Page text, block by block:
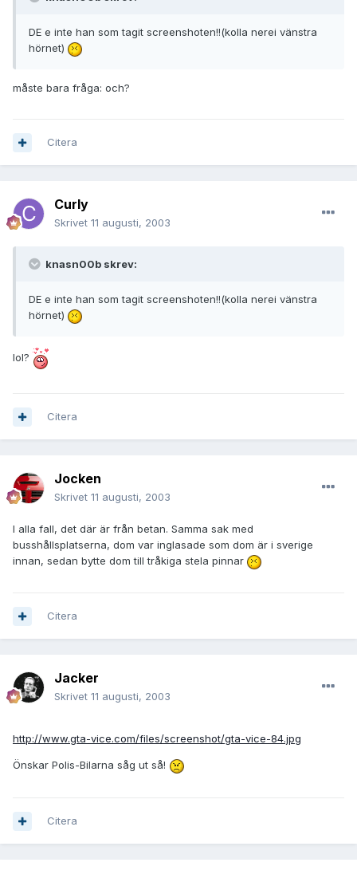
DE e inte han som tagit screenshoten!!(kolla nerei vänstra
hörnet)
måste bara fråga: och?
Citera
Curly
Skrivet 11 augusti, 2003
knasn00b skrev:
DE e inte han som tagit screenshoten!!(kolla nerei vänstra
hörnet)
lol?
Citera
Jocken
Skrivet 11 augusti, 2003
I alla fall, det där är från betan. Samma sak med
busshållsplatserna, dom var inglasade som dom är i sverige
innan, sedan bytte dom till tråkiga stela pinnar
Citera
Jacker
Skrivet 11 augusti, 2003
http://www.gta-vice.com/files/screenshot/gta-vice-84.jpg
Önskar Polis-Bilarna såg ut så!
Citera